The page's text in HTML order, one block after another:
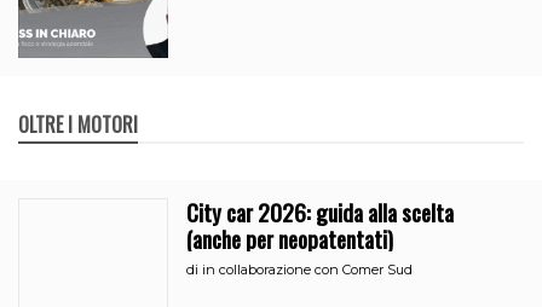
OLTRE I MOTORI
City car 2026: guida alla scelta
(anche per neopatentati)
di in collaborazione con Comer Sud